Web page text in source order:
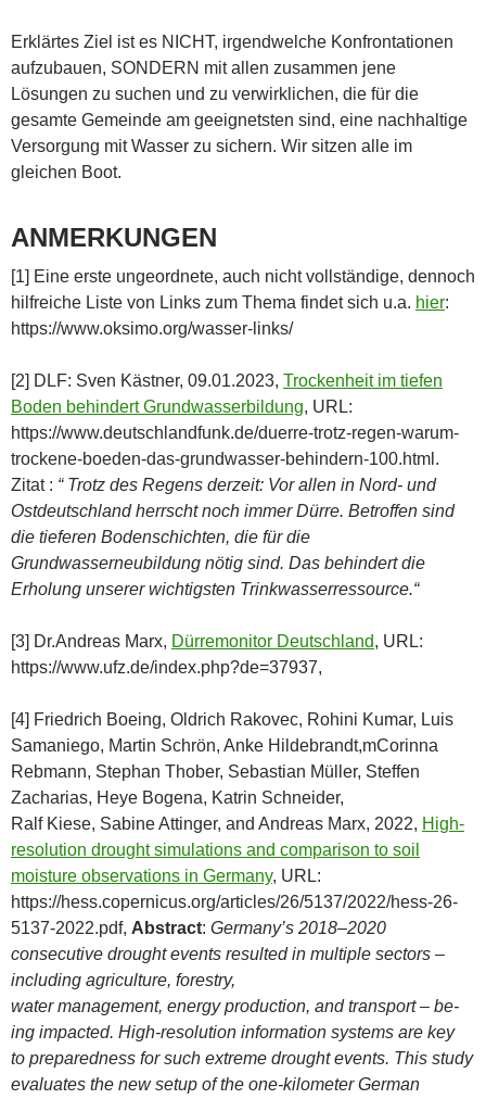
Erklärtes Ziel ist es NICHT, irgendwelche Konfrontationen
aufzubauen, SONDERN mit allen zusammen jene
Lösungen zu suchen und zu verwirklichen, die für die
gesamte Gemeinde am geeignetsten sind, eine nachhaltige
Versorgung mit Wasser zu sichern. Wir sitzen alle im
gleichen Boot.
ANMERKUNGEN
[1] Eine erste ungeordnete, auch nicht vollständige, dennoch
hilfreiche Liste von Links zum Thema findet sich u.a. hier:
https://www.oksimo.org/wasser-links/
[2] DLF: Sven Kästner, 09.01.2023, Trockenheit im tiefen
Boden behindert Grundwasserbildung, URL:
https://www.deutschlandfunk.de/duerre-trotz-regen-warum-
trockene-boeden-das-grundwasser-behindern-100.html.
Zitat : “ Trotz des Regens derzeit: Vor allen in Nord- und
Ostdeutschland herrscht noch immer Dürre. Betroffen sind
die tieferen Bodenschichten, die für die
Grundwasserneubildung nötig sind. Das behindert die
Erholung unserer wichtigsten Trinkwasserressource.“
[3] Dr.Andreas Marx, Dürremonitor Deutschland, URL:
https://www.ufz.de/index.php?de=37937,
[4] Friedrich Boeing, Oldrich Rakovec, Rohini Kumar, Luis
Samaniego, Martin Schrön, Anke Hildebrandt,mCorinna
Rebmann, Stephan Thober, Sebastian Müller, Steffen
Zacharias, Heye Bogena, Katrin Schneider,
Ralf Kiese, Sabine Attinger, and Andreas Marx, 2022, High-
resolution drought simulations and comparison to soil
moisture observations in Germany, URL:
https://hess.copernicus.org/articles/26/5137/2022/hess-26-
5137-2022.pdf, Abstract: Germany’s 2018–2020
consecutive drought events resulted in multiple sectors –
including agriculture, forestry,
water management, energy production, and transport – be-
ing impacted. High-resolution information systems are key
to preparedness for such extreme drought events. This study
evaluates the new setup of the one-kilometer German